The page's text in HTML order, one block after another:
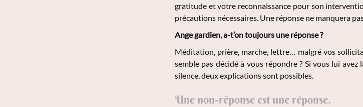
gratitude et votre reconnaissance pour son
précautions nécessaires. Une réponse ne manquera pas
Ange gardien, a-t’on toujours une réponse ?
Méditation, prière, marche, lettre… malgré vos
semble pas décidé à vous répondre ? Si vous lui
silence, deux explications sont possibles.
Une non-réponse est une réponse.